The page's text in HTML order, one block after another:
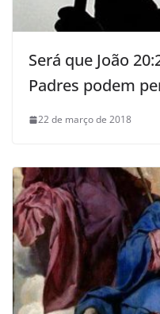
Será que João
Padres podem
22 de março de 2018